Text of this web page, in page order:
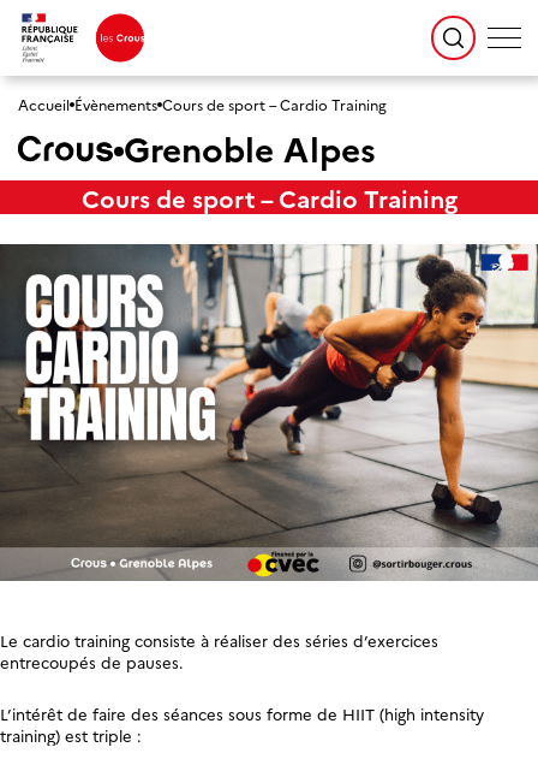
Accueil Évènements Cours de sport – Cardio Training
Grenoble Alpes
Cours de sport – Cardio Training
Le cardio training consiste à réaliser des séries d’exercices
entrecoupés de pauses.
L’intérêt de faire des séances sous forme de HIIT (high intensity
training) est triple :